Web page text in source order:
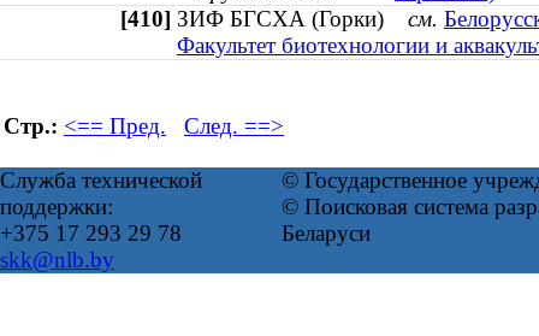
[410] ЗИФ БГСХА (Горки) см.
Факультет биотехнологии и
Стр.: <== Пред. След. ==>
Служба технической
поддержки:
+375 17 293 29 78
skk@nlb.by
© Государственное
© Поисковая система
Беларуси